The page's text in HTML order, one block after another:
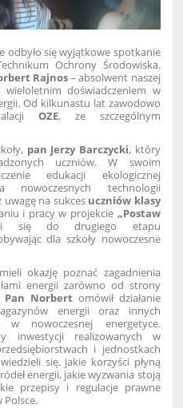
odbyło się wyjątkowe spotkanie
Ochrony Środowiska.
Rajnos– absolwent naszej
wieloletnim doświadczeniem w
Od kilkunastu lat zawodowo
OZE, ze szczególnym
pan Jerzy Barczycki, który
uczniów. W swoim
edukacji ekologicznej
nowoczesnych technologii
uwagę na sukces uczniów klasy
i pracy w projekcie „Postaw
się do drugiego etapu
dla szkoły nowoczesne
okazję poznać zagadnienia
energii zarówno od strony
Pan Norbert omówił działanie
energii oraz innych
w nowoczesnej energetyce.
inwestycji realizowanych w
i jednostkach
się, jakie korzyści płyną
energii, jakie wyzwania stoją
przepisy i regulacje prawne
Polsce.